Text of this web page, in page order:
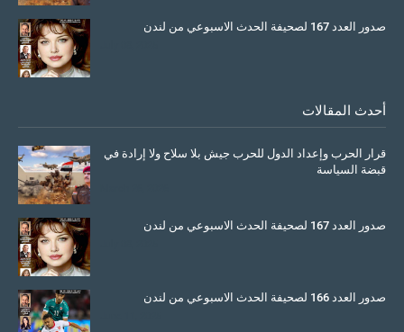
صدور العدد 167 لصحيفة الحدث الاسبوعي من لندن
أحدث المقالات
قرار الحرب وإعداد الدول للحرب جيش بلا سلاح ولا إرادة في
قبضة السياسة
صدور العدد 167 لصحيفة الحدث الاسبوعي من لندن
صدور العدد 166 لصحيفة الحدث الاسبوعي من لندن